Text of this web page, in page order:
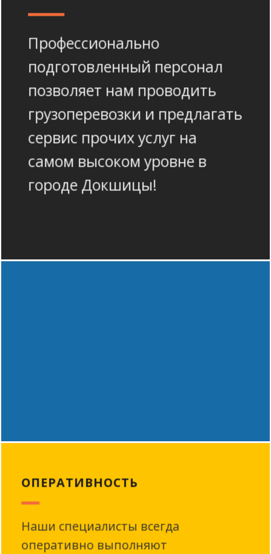
Профессионально
подготовленный персонал
позволяет нам проводить
грузоперевозки и предлагать
сервис прочих услуг на
самом высоком уровне в
городе Докшицы!
ОПЕРАТИВНОСТЬ
Наши специалисты всегда
оперативно выполняют